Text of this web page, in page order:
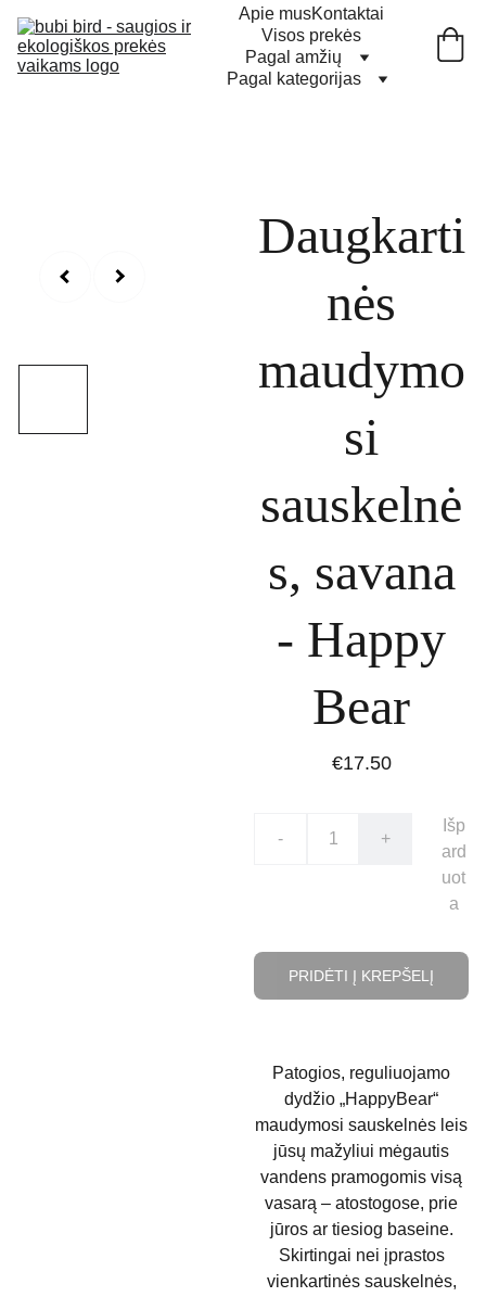
Apie musKontaktai
Visos prekės
Pagal amžių
Pagal kategorijas
Daugkarti
nės
maudymo
si
sauskelnė
s, savana
- Happy
Bear
€17.50
- +
Išp
ard
uot
a
PRIDĖTI Į KREPŠELĮ
Patogios, reguliuojamo
dydžio „HappyBear“
maudymosi sauskelnės leis
jūsų mažyliui mėgautis
vandens pramogomis visą
vasarą – atostogose, prie
jūros ar tiesiog baseine.
Skirtingai nei įprastos
vienkartinės sauskelnės,